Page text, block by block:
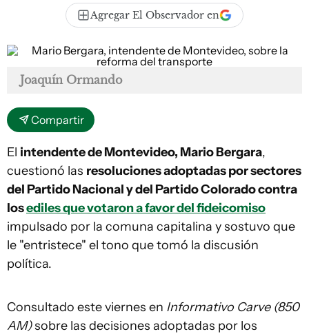
Agregar El Observador en
Joaquín Ormando
Compartir
El intendente de Montevideo, Mario Bergara,
cuestionó las resoluciones adoptadas por sectores
del Partido Nacional y del Partido Colorado contra
losediles que votaron a favor del fideicomiso
impulsado por la comuna capitalina y sostuvo que
le "entristece" el tono que tomó la discusión
política.
Consultado este viernes en Informativo Carve (850
AM)sobre las decisiones adoptadas por los